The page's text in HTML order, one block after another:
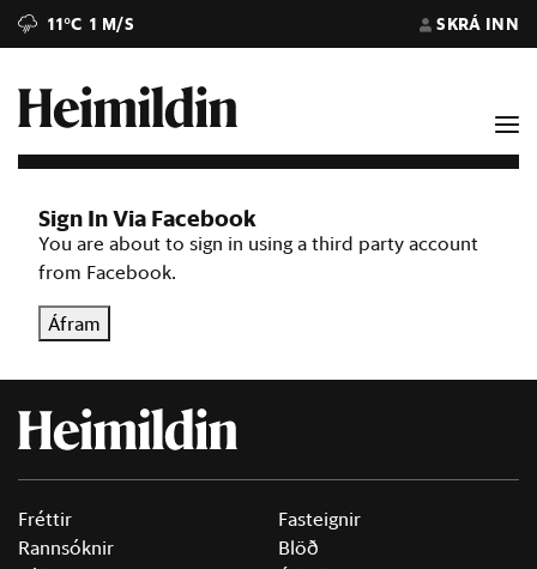
11°C 1 M/S SKRÁ INN
Sign In Via Facebook
You are about to sign in using a third party account
from Facebook.
Áfram
Fréttir
Rannsóknir
Fasteignir
Blöð